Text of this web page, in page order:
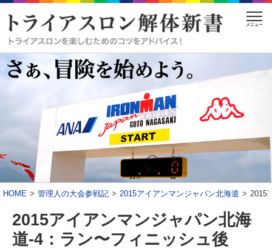
メニュー
HOME 管理人の大会参戦記 2015アイアンマンジャパン北海道 2015
2015アイアンマンジャパン北海
道-4：ラン〜フィニッシュ後